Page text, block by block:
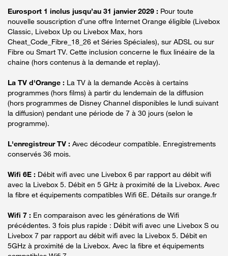
Eurosport 1 inclus jusqu’au 31 janvier 2029 : Pour toute
nouvelle souscription d’une offre Internet Orange éligible (Livebox
Classic, Livebox Up ou Livebox Max, hors
Cheat_Code_Fibre_18_26 et Séries Spéciales), sur ADSL ou sur
Fibre ou Smart TV. Cette inclusion concerne le flux linéaire de la
chaine (hors contenus à la demande et replay).
La TV d'Orange : La TV à la demande Accès à certains
programmes (hors films) à partir du lendemain de la diffusion
(hors programmes de Disney Channel disponibles le lundi suivant
la diffusion) pendant une période de 7 à 30 jours (selon le
programme).
L'enregistreur TV : Avec décodeur compatible. Enregistrements
conservés 36 mois.
Wifi 6E : Débit wifi avec une Livebox 6 par rapport au débit wifi
avec la Livebox 5. Débit en 5 GHz à proximité de la Livebox. Avec
la fibre et équipements compatibles Wifi 6E. Détails sur orange.fr
Wifi 7 : En comparaison avec les générations de Wifi
précédentes. 3 fois plus rapide : Débit wifi avec une Livebox S ou
Livebox 7 par rapport au débit wifi avec la Livebox 5. Débit en
5GHz à proximité de la Livebox. Avec la fibre et équipements